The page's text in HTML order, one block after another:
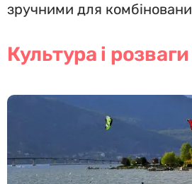
зручними для
Культура і